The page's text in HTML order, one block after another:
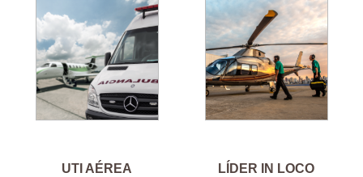
UTI AÉREA LÍDER IN LOCO